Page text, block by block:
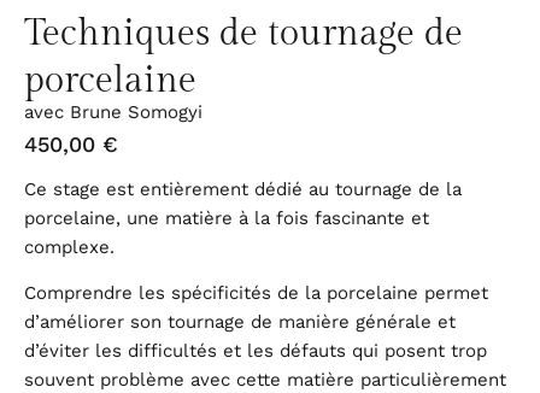
Techniques de tournage de
porcelaine
avec Brune Somogyi
450,00 €
Ce stage est entièrement dédié au tournage de la
porcelaine, une matière à la fois fascinante et
complexe.
Comprendre les spécificités de la porcelaine permet
d’améliorer son tournage de manière générale et
d’éviter les difficultés et les défauts qui posent trop
souvent problème avec cette matière particulièrement